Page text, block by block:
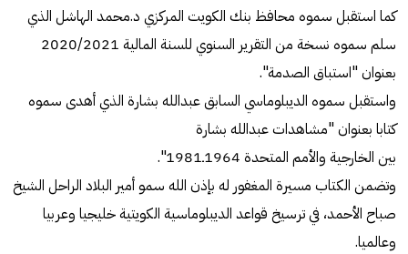
كما استقبل سموه محافظ بنك الكويت المركزي د.محمد الهاشل الذي
سلم سموه نسخة من التقرير السنوي للسنة المالية 2020/2021
بعنوان "استباق الصدمة".
واستقبل سموه الديبلوماسي السابق عبدالله بشارة الذي أهدى سموه
كتابا بعنوان "مشاهدات عبدالله بشارة
بين الخارجية والأمم المتحدة 1964ـ1981".
وتضمن الكتاب مسيرة المغفور له بإذن الله سمو أمير البلاد الراحل الشيخ
صباح الأحمد، في ترسيخ قواعد الديبلوماسية الكويتية خليجيا وعربيا
وعالميا.